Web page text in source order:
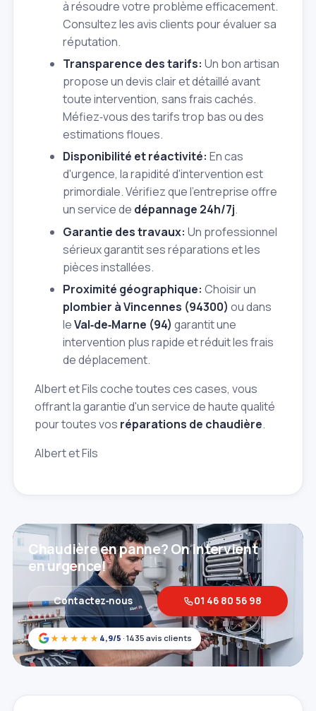
à résoudre votre problème efficacement.
Consultez les avis clients pour évaluer sa
réputation.
Transparence des tarifs: Un bon artisan
propose un devis clair et détaillé avant
toute intervention, sans frais cachés.
Méfiez‑vous des tarifs trop bas ou des
estimations floues.
Disponibilité et réactivité: En cas
d'urgence, la rapidité d'intervention est
primordiale. Vérifiez que l'entreprise offre
un service de dépannage 24h/7j.
Garantie des travaux: Un professionnel
sérieux garantit ses réparations et les
pièces installées.
Proximité géographique: Choisir un
plombier à Vincennes (94300) ou dans
leVal‑de‑Marne (94) garantit une
intervention plus rapide et réduit les frais
de déplacement.
Albert et Fils coche toutes ces cases, vous
offrant la garantie d'un service de haute qualité
pour toutes vos réparations de chaudière.
Albert et Fils
★★★★★ 4,9/5 · 1435 avis clients
Chaudière en panne? On intervient
en urgence!
Contactez‑nous 01 46 80 56 98